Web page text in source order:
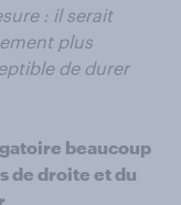
: il serait
plus
de durer
beaucoup
de droite et du